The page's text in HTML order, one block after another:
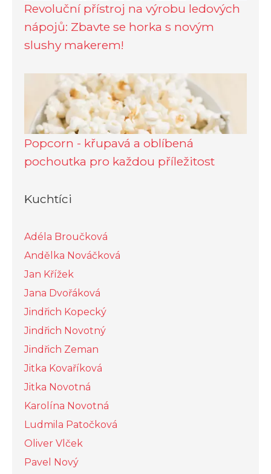
Revoluční přístroj na výrobu ledových
nápojů: Zbavte se horka s novým
slushy makerem!
Popcorn - křupavá a oblíbená
pochoutka pro každou příležitost
Kuchtíci
Adéla Broučková
Andělka Nováčková
Jan Křížek
Jana Dvořáková
Jindřich Kopecký
Jindřich Novotný
Jindřich Zeman
Jitka Kovaříková
Jitka Novotná
Karolína Novotná
Ludmila Patočková
Oliver Vlček
Pavel Nový